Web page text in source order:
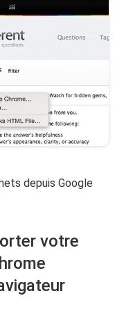
depuis Google
votre